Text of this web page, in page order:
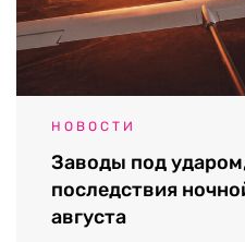
НОВОСТИ
Заводы под
последствия
августа